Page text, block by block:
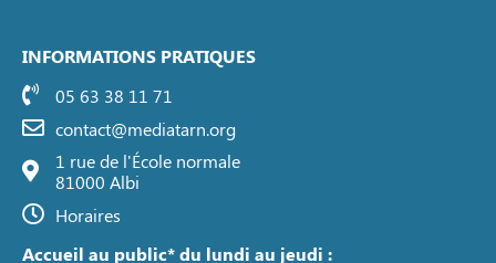
INFORMATIONS PRATIQUES
05 63 38 11 71
contact@mediatarn.org
1 rue de l'École normale
81000 Albi
Horaires
Accueil au public* du lundi au jeudi :